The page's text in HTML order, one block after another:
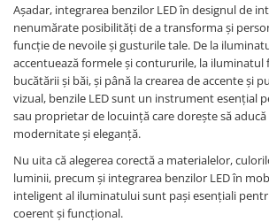
Așadar, integrarea benzilor LED în designul de
nenumărate posibilități de a transforma și
funcție de nevoile și gusturile tale. De la
accentuează formele și contururile, la iluminatul
bucătării și băi, și până la crearea de accente și
vizual, benzile LED sunt un instrument esențial
sau proprietar de locuință care dorește să
modernitate și eleganță.
Nu uita că alegerea corectă a materialelor,
luminii, precum și integrarea benzilor LED în
inteligent al iluminatului sunt pași esențiali
coerent și funcțional.